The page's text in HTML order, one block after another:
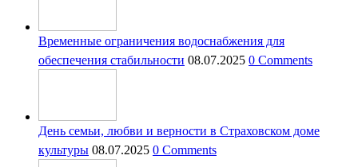
Временные ограничения водоснабжения для
обеспечения стабильности 08.07.2025 0 Comments
День семьи, любви и верности в Страховском доме
культуры 08.07.2025 0 Comments